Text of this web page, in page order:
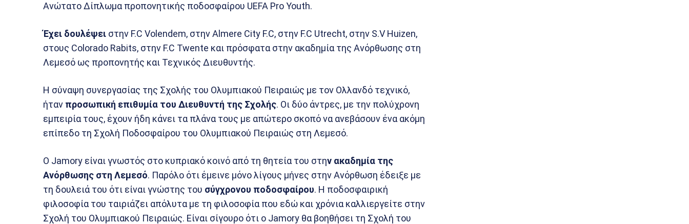
Ανώτατο Δίπλωμα προπονητικής ποδοσφαίρου UEFA Pro Youth.
Έχει δουλέψει στην F.C Volendem, στην Almere City F.C, στην F.C Utrecht, στην S.V Huizen,
στους Colorado Rabits, στην F.C Twente και πρόσφατα στην ακαδημία της Ανόρθωσης στη
Λεμεσό ως προπονητής και Τεχνικός Διευθυντής.
Η σύναψη συνεργασίας της Σχολής του Ολυμπιακού Πειραιώς με τον Ολλανδό τεχνικό,
ήταν προσωπική επιθυμία του Διευθυντή της Σχολής. Οι δύο άντρες, με την πολύχρονη
εμπειρία τους, έχουν ήδη κάνει τα πλάνα τους με απώτερο σκοπό να ανεβάσουν ένα ακόμη
επίπεδο τη Σχολή Ποδοσφαίρου του Ολυμπιακού Πειραιώς στη Λεμεσό.
Ο Jamory είναι γνωστός στο κυπριακό κοινό από τη θητεία του στην ακαδημία της
Ανόρθωσης στη Λεμεσό. Παρόλο ότι έμεινε μόνο λίγους μήνες στην Ανόρθωση έδειξε με
τη δουλειά του ότι είναι γνώστης του σύγχρονου ποδοσφαίρου. Η ποδοσφαιρική
φιλοσοφία του ταιριάζει απόλυτα με τη φιλοσοφία που εδώ και χρόνια καλλιεργείτε στην
Σχολή του Ολυμπιακού Πειραιώς. Είναι σίγουρο ότι ο Jamory θα βοηθήσει τη Σχολή του